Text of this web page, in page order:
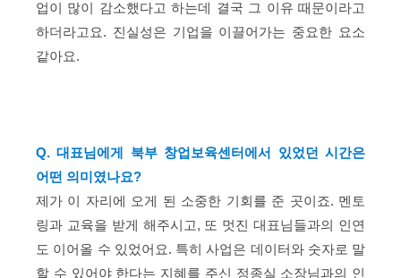
업이 많이 감소했다고 하는데 결국 그 이유 때문이라고
하더라고요. 진실성은 기업을 이끌어가는 중요한 요소
같아요.
Q. 대표님에게 북부 창업보육센터에서 있었던 시간은
어떤 의미였나요?
제가 이 자리에 오게 된 소중한 기회를 준 곳이죠. 멘토
링과 교육을 받게 해주시고, 또 멋진 대표님들과의 인연
도 이어올 수 있었어요. 특히 사업은 데이터와 숫자로 말
할 수 있어야 한다는 지혜를 주신 정종실 소장님과의 인